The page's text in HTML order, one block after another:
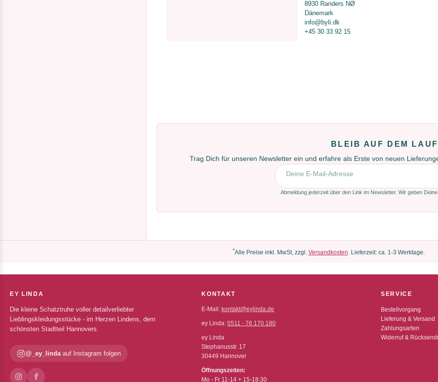
8930 Randers NØ
Dänemark
info@byli.dk
+45 30 33 92 15
BLEIB AUF DEM
Trag Dich für unseren Newsletter ein und erfahre als Erste von neuen
E-Mail-Adresse
Abmeldung jederzeit über den Link im Newsletter. Wir geben
*Alle Preise inkl. MwSt, zzgl. Versandkosten. Lieferzeit: ca. 1-3 Werktage.
EY LINDA
Die kleine Schatztruhe voller detailverliebter
Lieblingskleidungsstücke - im Herzen Lindens, dem
schönsten Stadtteil Hannovers.
@_ey_lindaauf Instagram folgen
KONTAKT
E-Mail: kontakt@eylinda.de
ey Linda:0511 - 76 170 180
ey Linda
Stephanusstr. 17
30449 Hannover
Öffnungszeiten:
Mo - Fr 11-14 + 15-18:30
SERVICE
Bestellvorgang
Lieferung & Versand
Zahlungsarten
Widerruf &